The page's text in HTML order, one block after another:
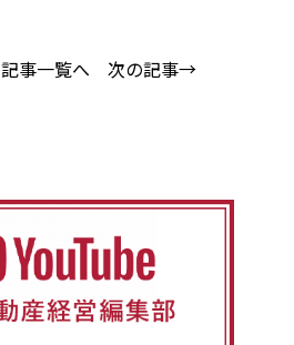
記事一覧へ 次の記事→